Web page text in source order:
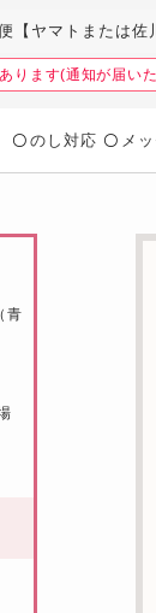
【ヤマトまたは佐
ります(通知が届い
〇 のし対応 〇 メ
青